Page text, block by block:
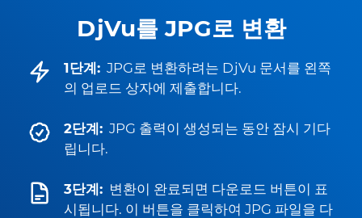
DjVu를 JPG로 변환
1단계: JPG로 변환하려는 DjVu 문서를 왼쪽
의 업로드 상자에 제출합니다.
2단계: JPG 출력이 생성되는 동안 잠시 기다
립니다.
3단계: 변환이 완료되면 다운로드 버튼이 표
시됩니다. 이 버튼을 클릭하여 JPG 파일을 다